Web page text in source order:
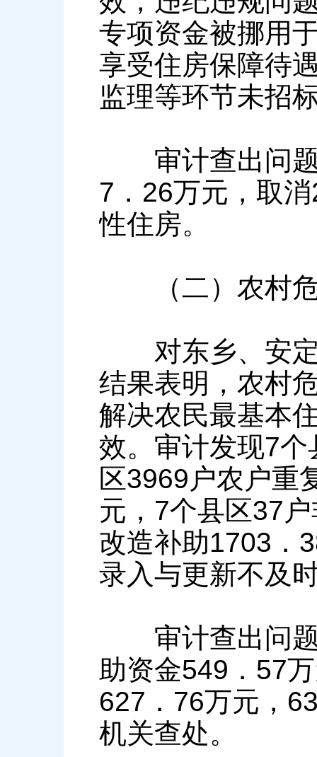
专项资金被挪用
享受住房保障待
监理等环节未招
审计查出问题
7．26万元，取
性住房。
（二）农村危
对东乡、安定
结果表明，农村
解决农民最基本
效。审计发现7
区3969户农户重
元，7个县区37
改造补助1703．
录入与更新不及
审计查出问题
助资金549．57
627．76万元，
机关查处。